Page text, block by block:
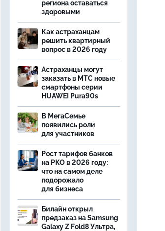
региона оставаться
здоровыми
Как астраханцам
решить квартирный
вопрос в 2026 году
Астраханцы могут
заказать в МТС новые
смартфоны серии
HUAWEI Pura90s
В МегаСемье
появились роли
для участников
Рост тарифов банков
на РКО в 2026 году:
что на самом деле
подорожало
для бизнеса
Билайн открыл
предзаказ на Samsung
Galaxy Z Fold8 Ультра,